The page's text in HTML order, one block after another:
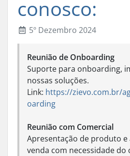
conosco:
5º Dezembro 2024
Reunião de Onboarding
Suporte para onboarding,
nossas soluções.
Link: https://zievo.com.br/
oarding
Reunião com Comercial
Apresentação de produto
venda com necessidade do